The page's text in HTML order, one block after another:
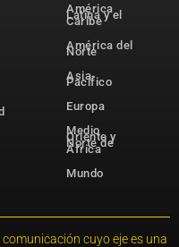
América
Latina y el
Caribe
América del
Norte
Asia-
Pacífico
Europa
Medio
Oriente y
Norte de
África
Mundo
cuyo eje es una